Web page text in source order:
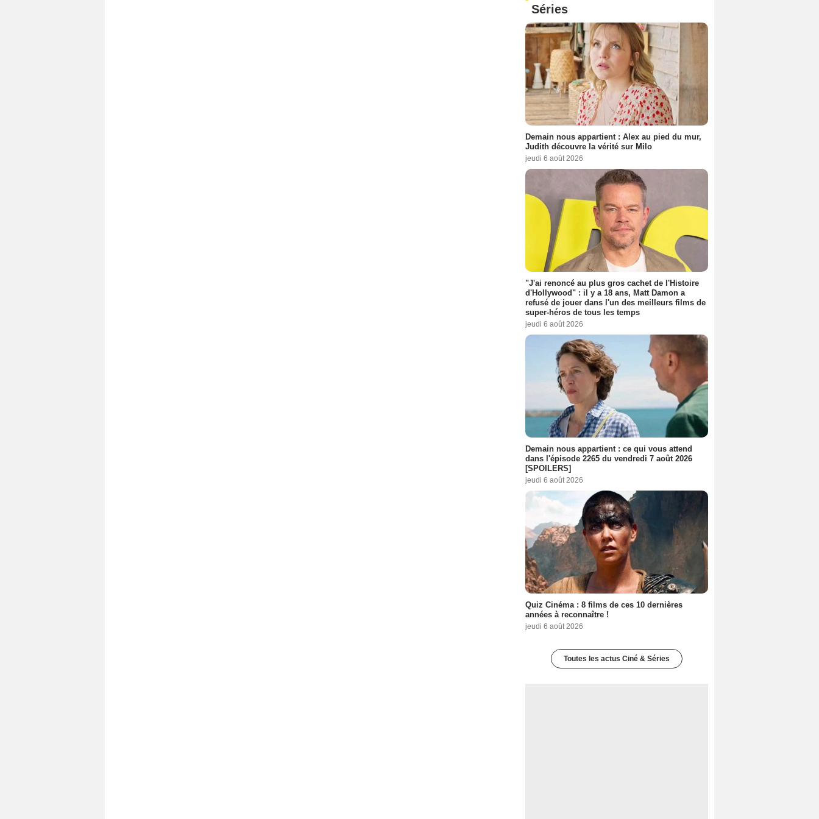
Séries
Demain nous appartient : Alex au pied du mur,
Judith découvre la vérité sur Milo
jeudi 6 août 2026
"J'ai renoncé au plus gros cachet de l'Histoire
d'Hollywood" : il y a 18 ans, Matt Damon a
refusé de jouer dans l'un des meilleurs films de
super-héros de tous les temps
jeudi 6 août 2026
Demain nous appartient : ce qui vous attend
dans l'épisode 2265 du vendredi 7 août 2026
[SPOILERS]
jeudi 6 août 2026
Quiz Cinéma : 8 films de ces 10 dernières
années à reconnaître !
jeudi 6 août 2026
Toutes les actus Ciné & Séries